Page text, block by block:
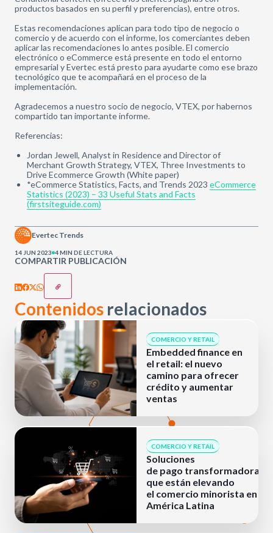
productos basados en su perfil y preferencias), entre otros.
Estas recomendaciones aplican para todo tipo de negocio o
comercio y de acuerdo con el informe, los comerciantes deben
aplicar las recomendaciones lo antes posible. El comercio
electrónico o eCommerce está presente en todo el entorno
empresarial y Evertec está presto para ayudarte como ese brazo
tecnológico que te acompañará en el proceso de la
implementación.
Agradecemos a nuestro socio de negocio, VTEX, por habernos
compartido tan importante informe.
Referencias:
Jordan Jewell, Analyst in Residence and Director of
Merchant Growth Strategy, VTEX, Three Investments to
Drive Ecommerce Growth (White paper)
*eCommerce Statistics, Facts, and Trends 2023 eCommerce
Statistics (2023) – 33 Useful Stats and Facts
(firstsiteguide.com)
COMPARTIR PUBLICACIÓN
Evertec Trends
14 JUN 2023 4 MIN DE LECTURA
Contenidos relacionados
COMERCIO Y RETAIL
Embedded finance en
el retail: el nuevo
camino para ofrecer
crédito y aumentar
ventas
COMERCIO Y RETAIL
Soluciones
de pago transformadoras
que están elevando
el comercio minorista en
América Latina